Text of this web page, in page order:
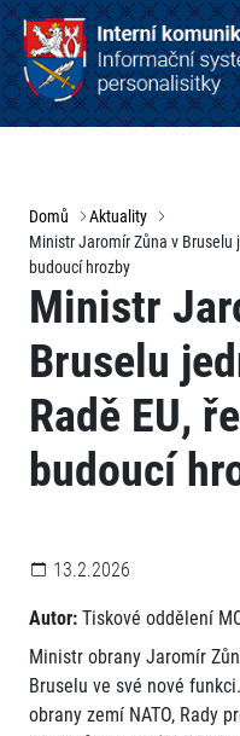
Domů
Aktuality
Ministr Jaromír Zůna v Bruselu
budoucí hrozby
Ministr
Bruselu
Radě EU,
budoucí
13.2.2026
Autor: Tiskové oddělení
Ministr obrany Jaromír
Bruselu ve své nové
obrany zemí NATO, Rady